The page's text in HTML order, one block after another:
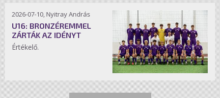
2026-07-10, Nyitray András
U16: BRONZÉREMMEL
ZÁRTÁK AZ IDÉNYT
Értékelő.